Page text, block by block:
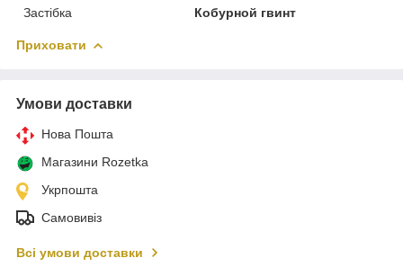
Застібка
Кобурной гвинт
Приховати
Умови доставки
Нова Пошта
Магазини Rozetka
Укрпошта
Самовивіз
Всі умови доставки